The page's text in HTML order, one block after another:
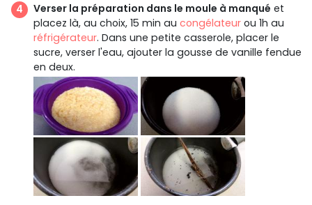
Verser la préparation dans le moule à manqué et
placez là, au choix, 15 min au congélateur ou 1h au
réfrigérateur. Dans une petite casserole, placer le
sucre, verser l'eau, ajouter la gousse de vanille fendue
en deux.